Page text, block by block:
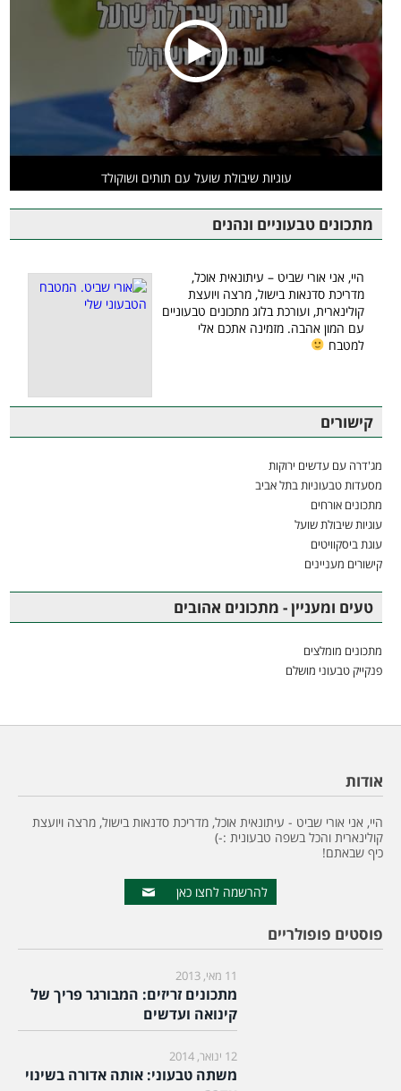
עוגיות שיבולת שועל עם תותים ושוקולד
מתכונים טבעוניים ונהנים
היי, אני אורי שביט – עיתונאית אוכל,
מדריכת סדנאות בישול, מרצה ויועצת
קולינארית, ועורכת בלוג מתכונים טבעוניים
עם המון אהבה. מזמינה אתכם אלי
למטבח
קישורים
מג'דרה עם עדשים ירוקות
מסעדות טבעוניות בתל אביב
מתכונים אורחים
עוגיות שיבולת שועל
עוגת ביסקוויטים
קישורים מעניינים
טעים ומעניין - מתכונים אהובים
מתכונים מומלצים
פנקייק טבעוני מושלם
אודות
היי, אני אורי שביט - עיתונאית אוכל, מדריכת סדנאות בישול, מרצה ויועצת
קולינארית והכל בשפה טבעונית :-)
כיף שבאתם!
להרשמה לחצו כאן
פוסטים פופולריים
11 מאי, 2013
מתכונים זריזים: המבורגר פריך של
קינואה ועדשים
12 ינואר, 2014
משתה טבעוני: אותה אדורה בשינוי